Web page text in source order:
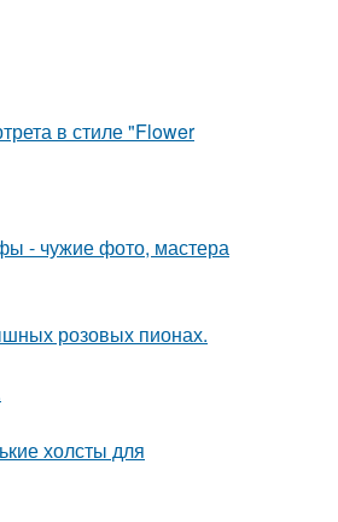
в стиле "Flower
- чужие фото, мастера
розовых пионах.
холсты для